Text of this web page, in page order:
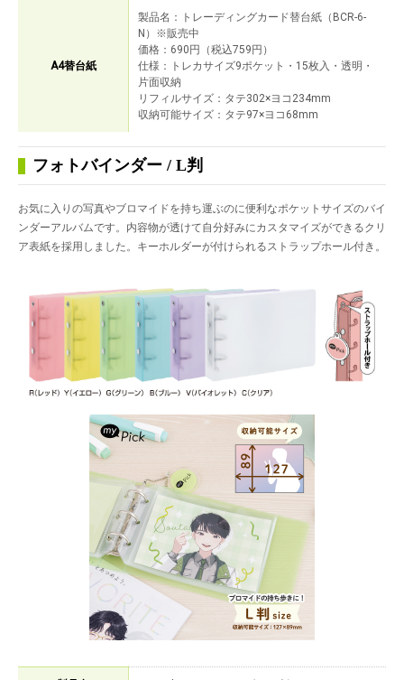
A4替台紙
製品名：トレーディングカード替台紙（BCR-6-
N）※販売中
価格：690円（税込759円）
仕様：トレカサイズ9ポケット・15枚入・透明・
片面収納
リフィルサイズ：タテ302×ヨコ234mm
収納可能サイズ：タテ97×ヨコ68mm
フォトバインダー / L判
お気に入りの写真やブロマイドを持ち運ぶのに便利なポケットサイズのバイ
ンダーアルバムです。内容物が透けて自分好みにカスタマイズができるクリ
ア表紙を採用しました。キーホルダーが付けられるストラップホール付き。